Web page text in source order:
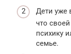
Дети уже
что
психику
семье.